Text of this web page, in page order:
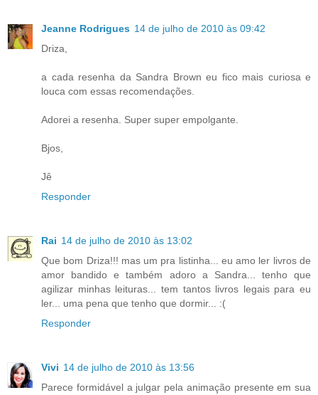
Jeanne Rodrigues 14 de julho de 2010 às 09:42
Driza,
a cada resenha da Sandra Brown eu fico mais curiosa e
louca com essas recomendações.
Adorei a resenha. Super super empolgante.
Bjos,
Jê
Responder
Rai 14 de julho de 2010 às 13:02
Que bom Driza!!! mas um pra listinha... eu amo ler livros de
amor bandido e também adoro a Sandra... tenho que
agilizar minhas leituras... tem tantos livros legais para eu
ler... uma pena que tenho que dormir... :(
Responder
Vivi 14 de julho de 2010 às 13:56
Parece formidável a julgar pela animação presente em sua